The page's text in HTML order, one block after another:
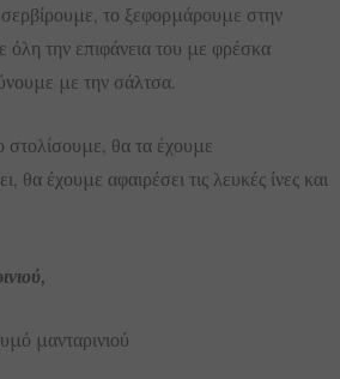
σερβίρουμε, το ξεφορμάρουμε στην
όλη την επιφάνεια του με φρέσκα
με την σάλτσα.
στολίσουμε, θα τα έχουμε
θα έχουμε αφαιρέσει τις λευκές ίνες και
μανταρινιού